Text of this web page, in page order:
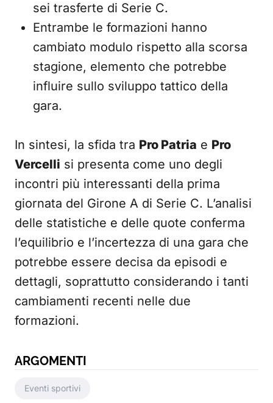
sei trasferte di Serie C.
Entrambe le formazioni hanno
cambiato modulo rispetto alla scorsa
stagione, elemento che potrebbe
influire sullo sviluppo tattico della
gara.
In sintesi, la sfida tra Pro Patria e Pro
Vercelli si presenta come uno degli
incontri più interessanti della prima
giornata del Girone A di Serie C. L’analisi
delle statistiche e delle quote conferma
l’equilibrio e l’incertezza di una gara che
potrebbe essere decisa da episodi e
dettagli, soprattutto considerando i tanti
cambiamenti recenti nelle due
formazioni.
ARGOMENTI
Eventi sportivi